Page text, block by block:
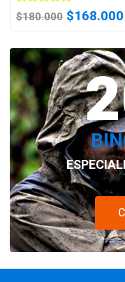
$180.000 El
original
era:
$168.000